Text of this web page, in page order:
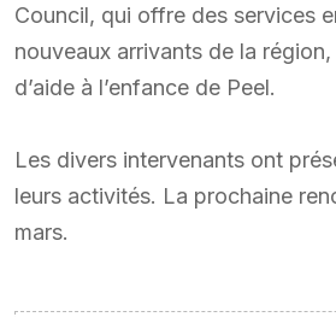
Council, qui offre des services
nouveaux arrivants de la
d’aide à l’enfance de Peel.
Les divers intervenants ont
leurs activités. La prochaine
mars.